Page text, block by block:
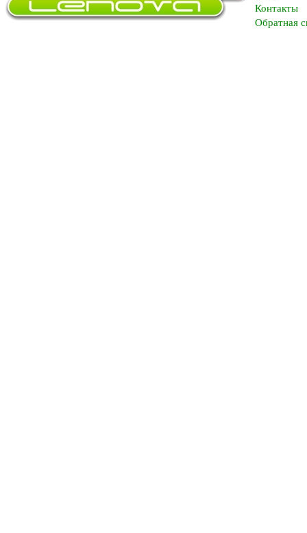
Контакты
Обратная